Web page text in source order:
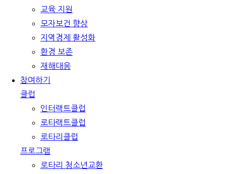
교육 지원
모자보건 향상
지역경제 활성화
환경 보존
재해대응
참여하기
클럽
인터랙트클럽
로타랙트클럽
로타리클럽
프로그램
로타리 청소년교환